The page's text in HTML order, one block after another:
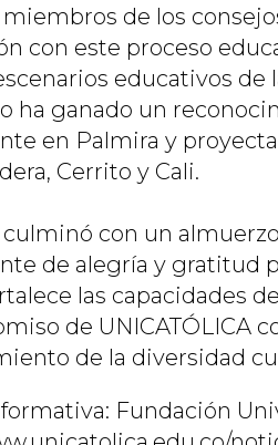
de los
con este proceso
educativos de
ha ganado un
en Palmira y
Cerrito y Cali.
con un
de alegría y gratitud
las capacidades
de UNICATÓLICA
de la diversidad
Fundación